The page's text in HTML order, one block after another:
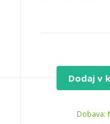
Dodaj v
Dobava: